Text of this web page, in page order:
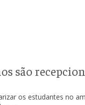
são
os estudantes no